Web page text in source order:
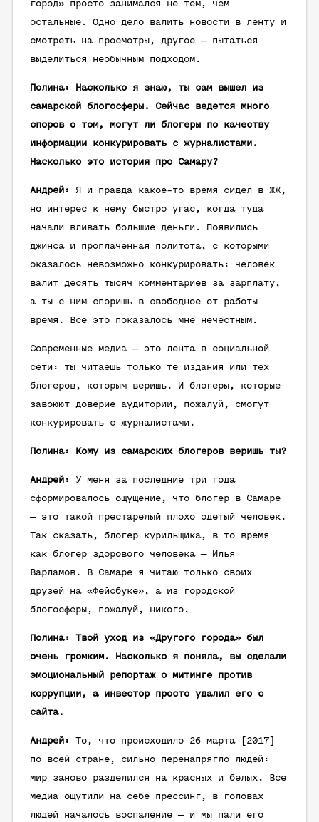
город» просто занимался не тем, чем
остальные. Одно дело валить новости в ленту и
смотреть на просмотры, другое — пытаться
выделиться необычным подходом.
Полина: Насколько я знаю, ты сам вышел из
самарской блогосферы. Сейчас ведется много
споров о том, могут ли блогеры по качеству
информации конкурировать с журналистами.
Насколько это история про Самару?
Андрей:
Я и правда какое-то время сидел в ЖЖ,
но интерес к нему быстро угас, когда туда
начали вливать большие деньги. Появились
джинса и проплаченная политота, с которыми
оказалось невозможно конкурировать: человек
валит десять тысяч комментариев за зарплату,
а ты с ним споришь в свободное от работы
время. Все это показалось мне нечестным.
Современные медиа — это лента в социальной
сети: ты читаешь только те издания или тех
блогеров, которым веришь. И блогеры, которые
завоюют доверие аудитории, пожалуй, смогут
конкурировать с журналистами.
Полина: Кому из самарских блогеров веришь ты?
Андрей:
У меня за последние три года
сформировалось ощущение, что блогер в Самаре
— это такой престарелый плохо одетый человек.
Так сказать, блогер курильщика, в то время
как блогер здорового человека — Илья
Варламов. В Самаре я читаю только своих
друзей на «Фейсбуке», а из городской
блогосферы, пожалуй, никого.
Полина: Твой уход из «Другого города» был
очень громким. Насколько я поняла, вы сделали
эмоциональный репортаж о митинге против
коррупции, а инвестор просто удалил его с
сайта.
Андрей:
То, что происходило 26 марта [2017]
по всей стране, сильно перенапрягло людей:
мир заново разделился на красных и белых. Все
медиа ощутили на себе прессинг, в головах
людей началось воспаление — и мы пали его